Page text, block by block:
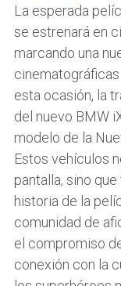
La esperada
se estrenará en
marcando una
cinematográficas
esta ocasión, la
del nuevo BMW
modelo de la
Estos vehículos
pantalla, sino
historia de la
comunidad de
el compromiso
conexión con la